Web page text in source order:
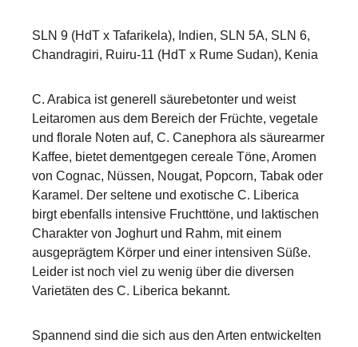
SLN 9 (HdT x Tafarikela), Indien, SLN 5A, SLN 6,
Chandragiri, Ruiru-11 (HdT x Rume Sudan), Kenia
C. Arabica ist generell säurebetonter und weist
Leitaromen aus dem Bereich der Früchte, vegetale
und florale Noten auf, C. Canephora als säurearmer
Kaffee, bietet dementgegen cereale Töne, Aromen
von Cognac, Nüssen, Nougat, Popcorn, Tabak oder
Karamel. Der seltene und exotische C. Liberica
birgt ebenfalls intensive Fruchttöne, und laktischen
Charakter von Joghurt und Rahm, mit einem
ausgeprägtem Körper und einer intensiven Süße.
Leider ist noch viel zu wenig über die diversen
Varietäten des C. Liberica bekannt.
Spannend sind die sich aus den Arten entwickelten